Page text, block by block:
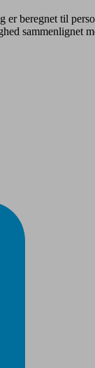
beregnet til
sammenlignet